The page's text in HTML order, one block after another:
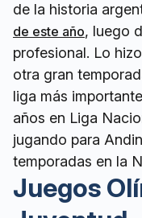
de la historia
de este año, luego
profesional. Lo
otra gran
liga más
años en Liga
jugando para
temporadas en la
Juegos